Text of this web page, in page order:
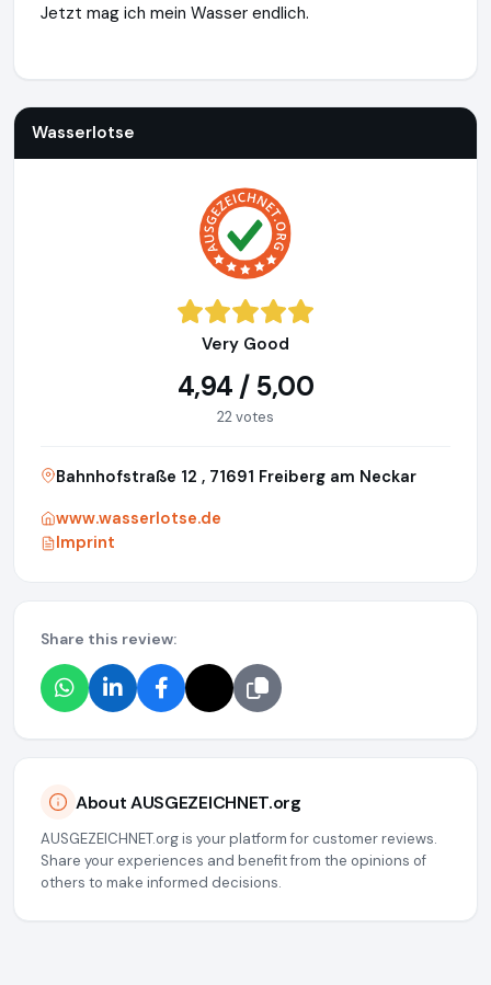
Jetzt mag ich mein Wasser endlich.
Wasserlotse
Very Good
4,94 / 5,00
22 votes
Bahnhofstraße 12 , 71691 Freiberg am Neckar
www.wasserlotse.de
Imprint
Share this review:
About AUSGEZEICHNET.org
AUSGEZEICHNET.org is your platform for customer reviews.
Share your experiences and benefit from the opinions of
others to make informed decisions.